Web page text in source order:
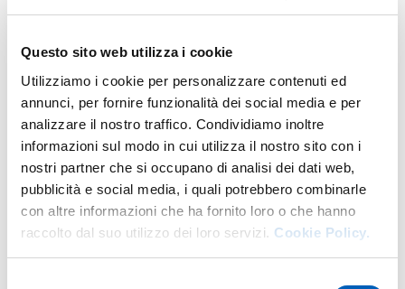
Questo sito web utilizza i cookie
Utilizziamo i cookie per personalizzare contenuti ed
annunci, per fornire funzionalità dei social media e per
analizzare il nostro traffico. Condividiamo inoltre
informazioni sul modo in cui utilizza il nostro sito con i
nostri partner che si occupano di analisi dei dati web,
pubblicità e social media, i quali potrebbero combinarle
con altre informazioni che ha fornito loro o che hanno
raccolto dal suo utilizzo dei loro servizi. Cookie Policy.
PDF
DECRETO N. 389_2025 PROT. N. 7146 DEL
6-10-2025 - COMMISSIONE BANDO
TUTORATO 25-26.PDF
PDF
PUBBLICARE).PDF